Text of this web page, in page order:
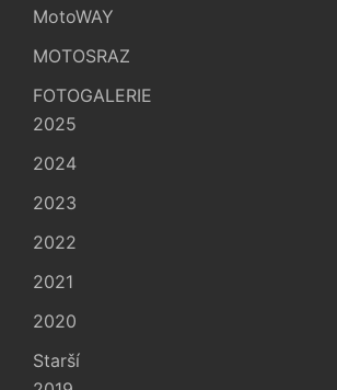
MotoWAY
MOTOSRAZ
FOTOGALERIE
2025
2024
2023
2022
2021
2020
Starší